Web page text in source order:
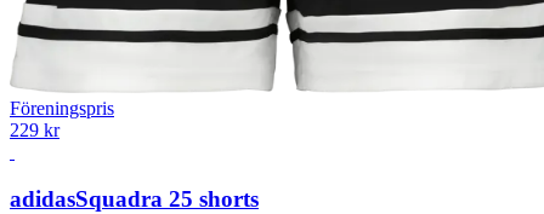
Föreningspris
229 kr
adidasSquadra 25 shorts